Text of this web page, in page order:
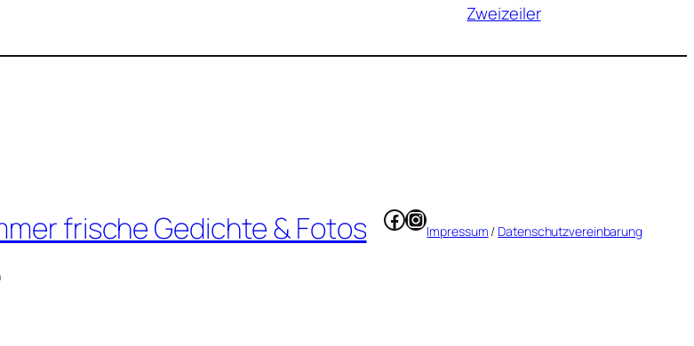
Zweizeiler
frische Gedichte & Fotos Facebook
Instagram
Impressum / Datenschutzvereinbarung